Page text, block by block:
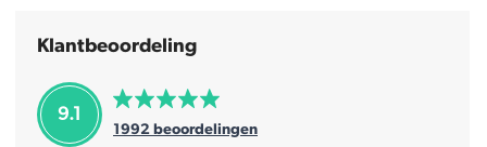
Klantbeoordeling
9.1
1992 beoordelingen